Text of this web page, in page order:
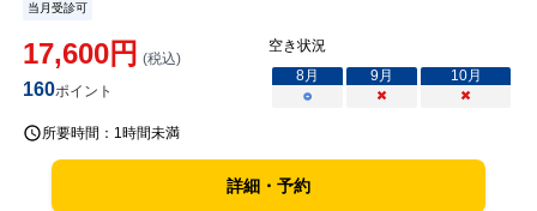
当月受診可
17,600円 (税込)
160ポイント
空き状況
8月 9月 10月
○
× ×
所要時間： 1時間未満
詳細・予約